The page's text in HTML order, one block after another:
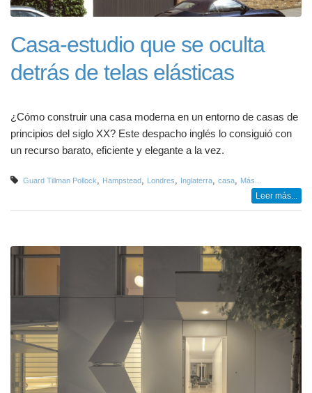
Casa-estudio que se oculta
detrás de telas elásticas
¿Cómo construir una casa moderna en un entorno de casas de
principios del siglo XX? Este despacho inglés lo consiguió con
un recurso barato, eficiente y elegante a la vez.
Guard Tillman Pollock, Hampstead, Londres, Inglaterra, casa, Más...
Leer más...